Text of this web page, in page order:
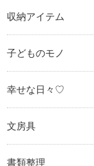
収納アイテム
子どものモノ
幸せな日々♡
文房具
書類整理